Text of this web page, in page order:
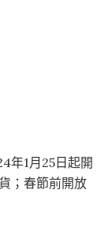
年1月25日起開
；春節前開放